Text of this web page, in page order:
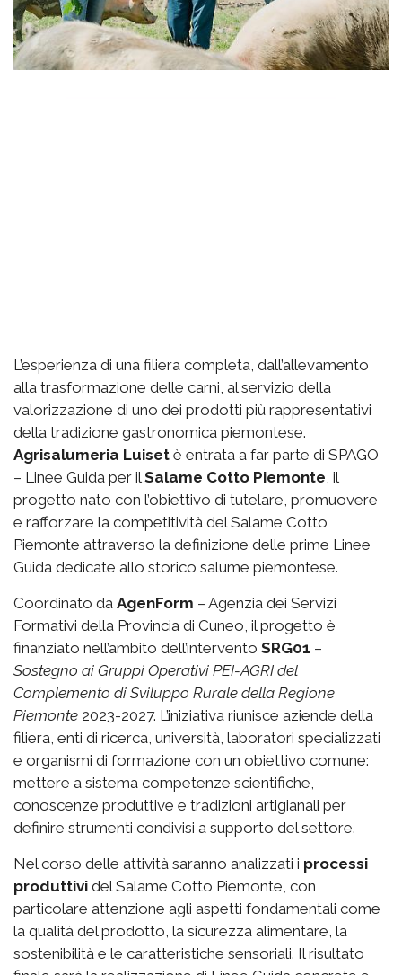
L’esperienza di una filiera completa, dall’allevamento
alla trasformazione delle carni, al servizio della
valorizzazione di uno dei prodotti più rappresentativi
della tradizione gastronomica piemontese.
Agrisalumeria Luiset è entrata a far parte di SPAGO
– Linee Guida per il Salame Cotto Piemonte , il
progetto nato con l’obiettivo di tutelare, promuovere
e rafforzare la competitività del Salame Cotto
Piemonte attraverso la definizione delle prime Linee
Guida dedicate allo storico salume piemontese.
Coordinato da AgenForm – Agenzia dei Servizi
Formativi della Provincia di Cuneo, il progetto è
finanziato nell’ambito dell’intervento SRG01 –
Sostegno ai Gruppi Operativi PEI-AGRI del
Complemento di Sviluppo Rurale della Regione
Piemonte 2023-2027. L’iniziativa riunisce aziende della
filiera, enti di ricerca, università, laboratori specializzati
e organismi di formazione con un obiettivo comune:
mettere a sistema competenze scientifiche,
conoscenze produttive e tradizioni artigianali per
definire strumenti condivisi a supporto del settore.
Nel corso delle attività saranno analizzati i processi
produttivi del Salame Cotto Piemonte, con
particolare attenzione agli aspetti fondamentali come
la qualità del prodotto, la sicurezza alimentare, la
sostenibilità e le caratteristiche sensoriali. Il risultato